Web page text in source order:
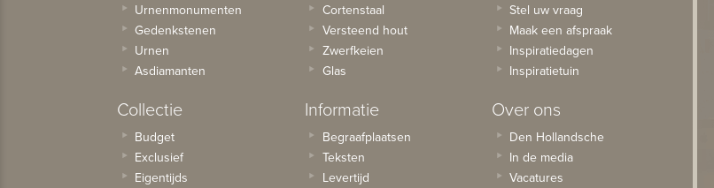
Urnenmonumenten
Gedenkstenen
Urnen
Asdiamanten
Collectie
Budget
Exclusief
Eigentijds
Cortenstaal
Versteend hout
Zwerfkeien
Glas
Informatie
Begraafplaatsen
Teksten
Levertijd
Stel uw vraag
Maak een afspraak
Inspiratiedagen
Inspiratietuin
Over ons
Den Hollandsche
In de media
Vacatures